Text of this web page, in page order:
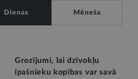
Dienas Mēneša
Grozījumi, lai dzīvokļu
īpašnieku kopības var savā